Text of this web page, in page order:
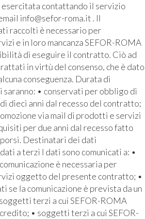
esercitata contattando il servizio
info@sefor-roma.it . Il
raccolti è necessario per
e in loro mancanza SEFOR-ROMA
di eseguire il contratto. Ciò ad
in virtù del consenso, che è dato
conseguenza. Durata di
saranno: • conservati per obbligo di
dieci anni dal recesso del contratto;
via mail di prodotti e servizi
per due anni dal recesso fatto
Destinatari dei dati
a terzi I dati sono comunicati a: •
è necessaria per
oggetto del presente contratto; •
se la comunicazione è prevista da un
terzi a cui SEFOR-ROMA
• soggetti terzi a cui SEFOR-